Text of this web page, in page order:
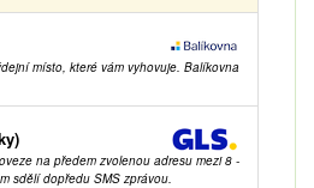
místo, které vám vyhovuje. Balíkovna
na předem zvolenou adresu mezi 8 -
sdělí dopředu SMS zprávou.